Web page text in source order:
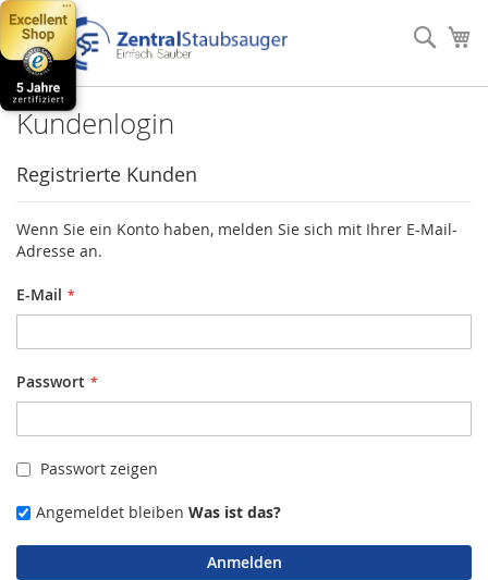
Direkt
zum
Inhalt
Kundenlogin
Registrierte Kunden
Wenn Sie ein Konto haben, melden Sie sich mit Ihrer E-Mail-
Adresse an.
E-Mail
Passwort
Passwort zeigen
Angemeldet bleiben Was ist das?
Anmelden